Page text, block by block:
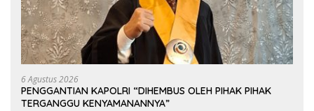
6 Agustus 2026
PENGGANTIAN KAPOLRI “DIHEMBUS OLEH PIHAK PIHAK
TERGANGGU KENYAMANANNYA”